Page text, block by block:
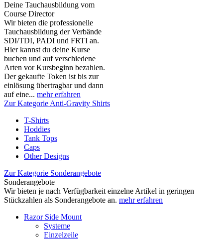
Deine Tauchausbildung vom
Course Director
Wir bieten die professionelle
Tauchausbildung der Verbände
SDI/TDI, PADI und FRTI an.
Hier kannst du deine Kurse
buchen und auf verschiedene
Arten vor Kursbeginn bezahlen.
Der gekaufte Token ist bis zur
einlösung übertragbar und dann
auf eine... mehr erfahren
Zur Kategorie Anti-Gravity Shirts
T-Shirts
Hoddies
Tank Tops
Caps
Other Designs
Zur Kategorie Sonderangebote
Sonderangebote
Wir bieten je nach Verfügbarkeit einzelne Artikel in geringen
Stückzahlen als Sonderangebote an. mehr erfahren
Razor Side Mount
Systeme
Einzelzeile